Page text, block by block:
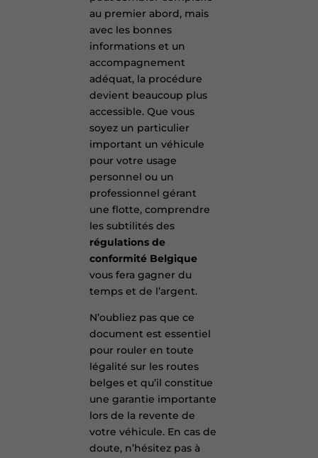
au premier abord, mais
avec les bonnes
informations et un
accompagnement
adéquat, la procédure
devient beaucoup plus
accessible. Que vous
soyez un particulier
important un véhicule
pour votre usage
personnel ou un
professionnel gérant
une flotte, comprendre
les subtilités des
régulations de
conformité Belgique
vous fera gagner du
temps et de l’argent.
N’oubliez pas que ce
document est essentiel
pour rouler en toute
légalité sur les routes
belges et qu’il constitue
une garantie importante
lors de la revente de
votre véhicule. En cas de
doute, n’hésitez pas à